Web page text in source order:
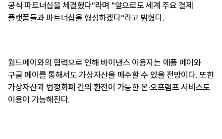
공식 파트너십을 체결했다"라며 "앞으로도 세계 주요 결제
플랫폼들과 파트너십을 형성하겠다"라고 밝혔다.
월드페이와의 협력으로 인해 바이낸스 이용자는 애플 페이와
구글 페이를 통해서도 가상자산을 매수할 수 있을 전망이다. 또한
가상자산과 법정화폐 간의 환전이 가능한 온·오프램프 서비스도
이용이 가능해진다.